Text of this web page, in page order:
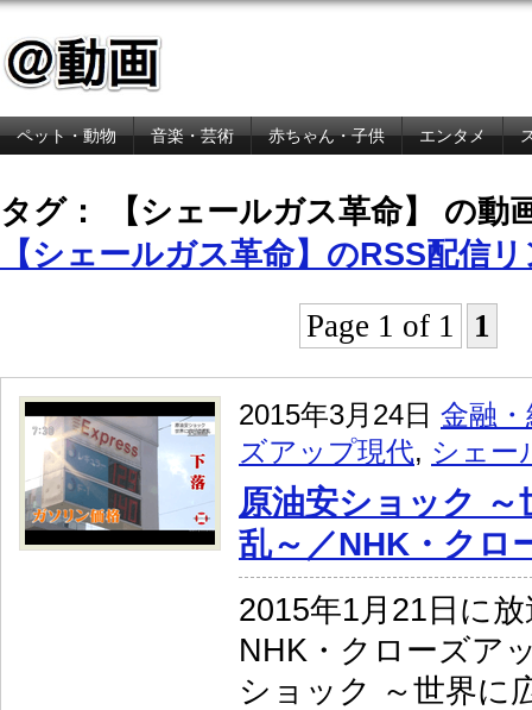
ペット・動物 音楽・芸術 赤ちゃん・子供 エンタメ
タグ： 【シェールガス革命】 の動
【シェールガス革命】のRSS配信
Page 1 of 1
1
2015年3月24日 金融
ズアップ現代, シェー
原油安ショック
乱～／NHK・クロ
2015年1月21日に
NHK・クローズア
ショック ～世界に